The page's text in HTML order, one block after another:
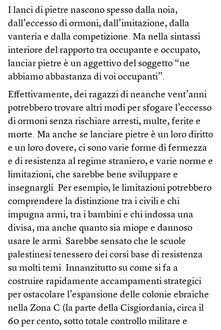
I lanci di pietre nascono spesso dalla noia,
dall’eccesso di ormoni, dall’imitazione, dalla
vanteria e dalla competizione. Ma nella sintassi
interiore del rapporto tra occupante e occupato,
lanciar pietre è un aggettivo del soggetto “ne
abbiamo abbastanza di voi occupanti”.
Effettivamente, dei ragazzi di neanche vent’anni
potrebbero trovare altri modi per sfogare l’eccesso
di ormoni senza rischiare arresti, multe, ferite e
morte. Ma anche se lanciare pietre è un loro diritto
e un loro dovere, ci sono varie forme di fermezza
e di resistenza al regime straniero, e varie norme e
limitazioni, che sarebbe bene sviluppare e
insegnargli. Per esempio, le limitazioni potrebbero
comprendere la distinzione tra i civili e chi
impugna armi, tra i bambini e chi indossa una
divisa, ma anche quanto sia miope e dannoso
usare le armi. Sarebbe sensato che le scuole
palestinesi tenessero dei corsi base di resistenza
su molti temi. Innanzitutto su come si fa a
costruire rapidamente accampamenti strategici
per ostacolare l’espansione delle colonie ebraiche
nella Zona C (la parte della Cisgiordania, circa il
60 per cento, sotto totale controllo militare e